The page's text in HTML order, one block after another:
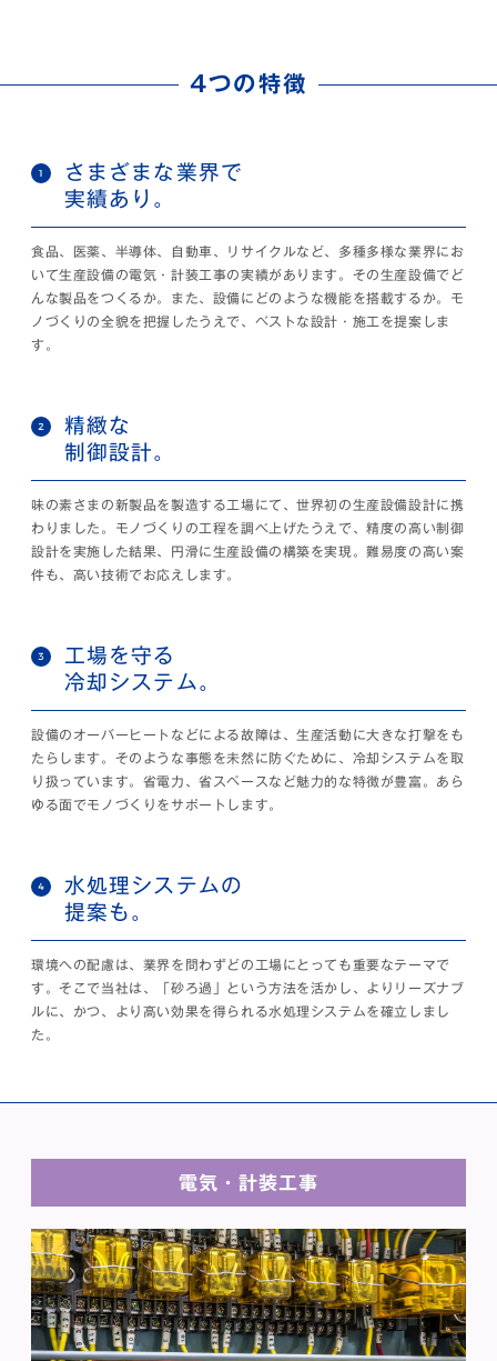
4つの特徴
さまざまな業界で
実績あり。
食品、医薬、半導体、自動車、リサイクルなど、多種多様な業界にお
いて生産設備の電気・計装工事の実績があります。その生産設備でど
んな製品をつくるか。また、設備にどのような機能を搭載するか。モ
ノづくりの全貌を把握したうえで、ベストな設計・施工を提案しま
す。
精緻な
制御設計。
味の素さまの新製品を製造する工場にて、世界初の生産設備設計に携
わりました。モノづくりの工程を調べ上げたうえで、精度の高い制御
設計を実施した結果、円滑に生産設備の構築を実現。難易度の高い案
件も、高い技術でお応えします。
工場を守る
冷却システム。
設備のオーバーヒートなどによる故障は、生産活動に大きな打撃をも
たらします。そのような事態を未然に防ぐために、冷却システムを取
り扱っています。省電力、省スペースなど魅力的な特徴が豊富。あら
ゆる面でモノづくりをサポートします。
水処理システムの
提案も。
環境への配慮は、業界を問わずどの工場にとっても重要なテーマで
す。そこで当社は、「砂ろ過」という方法を活かし、よりリーズナブ
ルに、かつ、より高い効果を得られる水処理システムを確立しまし
た。
電気・計装工事